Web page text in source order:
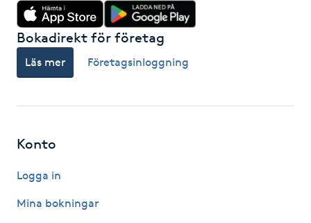
Hypnos
Hårborttagning
Hårbottenbehandling
Hårförlängning
Hårvård
Bokadirekt för företag
Läs mer Företagsinloggning
Konto
Logga in
Mina bokningar